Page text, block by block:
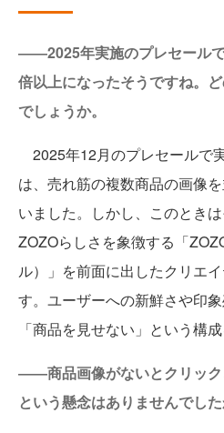
――2025年実施のプレセール
倍以上になったそうですね。
でしょうか。
2025年12月のプレセールで
は、売れ筋の複数商品の画像
いました。しかし、このときは
ZOZOらしさを象徴する「
ル）」を前面に出したクリエ
す。ユーザーへの新鮮さや印
「商品を見せない」という構
――商品画像がないとクリック
という懸念はありませんでした